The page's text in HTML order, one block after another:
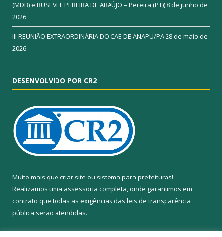
(MDB) e RUSEVEL PEREIRA DE ARAÚJO – Pereira (PT)) 8 de junho de
2026
III REUNIÃO EXTRAORDINÁRIA DO CAE DE ANAPU/PA28 de maio de
2026
DESENVOLVIDO POR CR2
Muito mais que criar site ou sistema para prefeituras!
Realizamos uma assessoria completa, onde garantimos em
contrato que todas as exigências das leis de transparência
pública serão atendidas.